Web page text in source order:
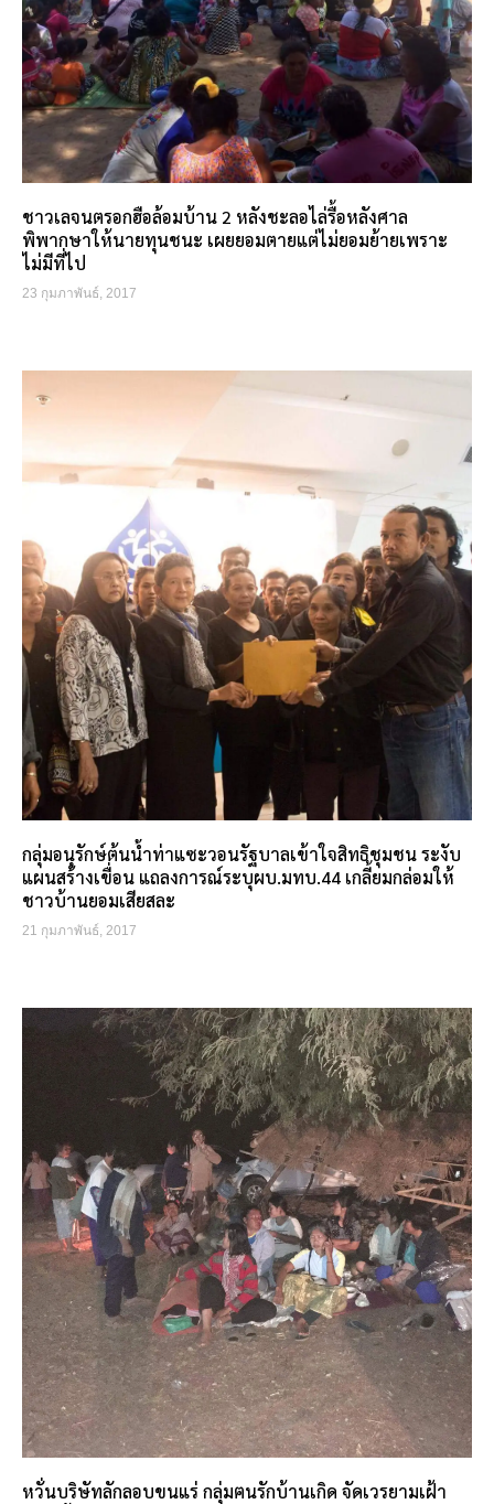
ชาวเลจนตรอกฮือล้อมบ้าน 2 หลังชะลอไล่รื้อหลังศาล
พิพากษาให้นายทุนชนะ เผยยอมตายแต่ไม่ยอมย้ายเพราะ
ไม่มีที่ไป
23 กุมภาพันธ์, 2017
กลุ่มอนุรักษ์ต้นน้ำท่าแซะวอนรัฐบาลเข้าใจสิทธิชุมชน ระงับ
แผนสร้างเขื่อน แถลงการณ์ระบุผบ.มทบ.44 เกลี้ยมกล่อมให้
ชาวบ้านยอมเสียสละ
21 กุมภาพันธ์, 2017
หวั่นบริษัทลักลอบขนแร่ กลุ่มฅนรักบ้านเกิด จัดเวรยามเฝ้า